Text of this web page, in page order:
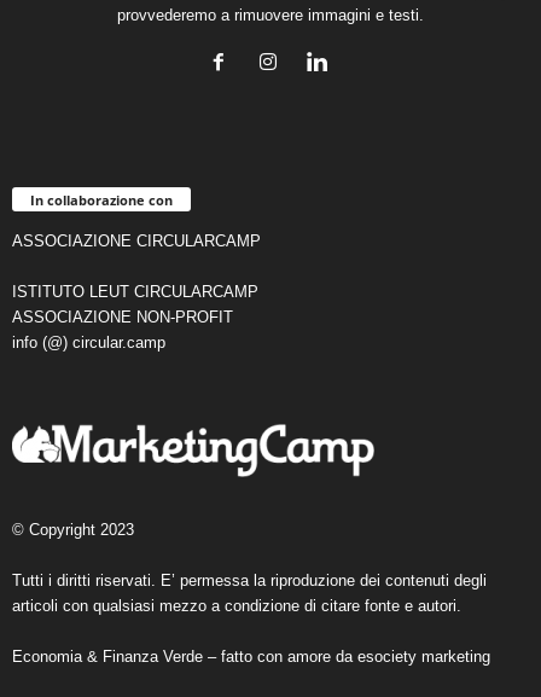
provvederemo a rimuovere immagini e testi.
In collaborazione con
ASSOCIAZIONE CIRCULARCAMP
ISTITUTO LEUT CIRCULARCAMP
ASSOCIAZIONE NON-PROFIT
info (@) circular.camp
© Copyright 2023
Tutti i diritti riservati. E’ permessa la riproduzione dei contenuti degli
articoli con qualsiasi mezzo a condizione di citare fonte e autori.
Economia & Finanza Verde – fatto con amore da esociety marketing